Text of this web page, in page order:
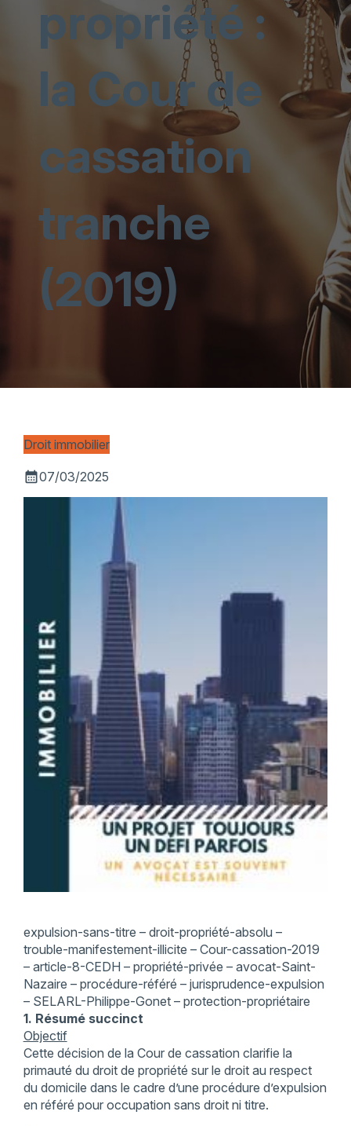
propriété :
la Cour de
cassation
tranche
(2019)
Droit immobilier
calendar_month07/03/2025
expulsion-sans-titre – droit-propriété-absolu –
trouble-manifestement-illicite – Cour-cassation-2019
– article-8-CEDH – propriété-privée – avocat-Saint-
Nazaire – procédure-référé – jurisprudence-expulsion
– SELARL-Philippe-Gonet – protection-propriétaire
1. Résumé succinct
Objectif
Cette décision de la Cour de cassation clarifie la
primauté du droit de propriété sur le droit au respect
du domicile dans le cadre d’une procédure d’expulsion
en référé pour occupation sans droit ni titre.